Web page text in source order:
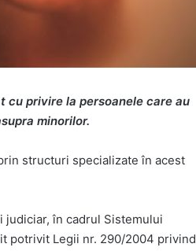
cu privire la persoanele care au
minorilor.
structuri specializate în acest
judiciar, în cadrul Sistemului
potrivit Legii nr. 290/2004 privind